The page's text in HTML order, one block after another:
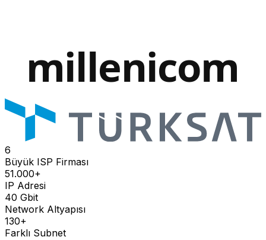
6
Büyük ISP Firması
51.000+
IP Adresi
40 Gbit
Network Altyapısı
130+
Farklı Subnet